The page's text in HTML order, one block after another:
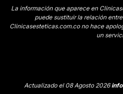
La información que aparece en
puede sustituir la relación
Clinicasesteticas.com.co no hace
un
Actualizado el 08 Agosto 2026